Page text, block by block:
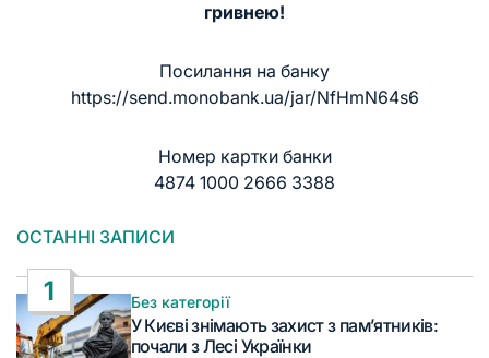
гривнею!
Посилання на банку
https://send.monobank.ua/jar/NfHmN64s6
Номер картки банки
4874 1000 2666 3388
ОСТАННІ ЗАПИСИ
1
Опублікувати
у
Без категорії
У Києві знімають захист з пам’ятників:
почали з Лесі Українки